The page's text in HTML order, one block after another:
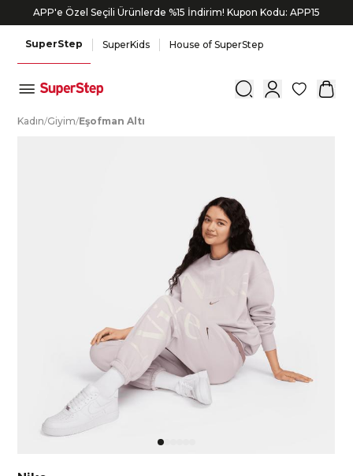
APP'e Özel Seçili Ürünlerde %15 İndirim! Kupon Kodu: APP15
SuperStep SuperKids House of SuperStep
0
Kadın/Giyim/Eşofman A ltı